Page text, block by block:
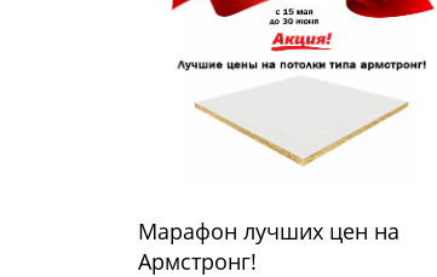
Марафон лучших цен на
Армстронг!